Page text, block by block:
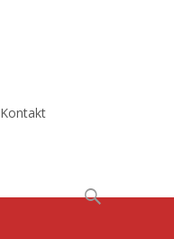
Kontakt
Szukaj: